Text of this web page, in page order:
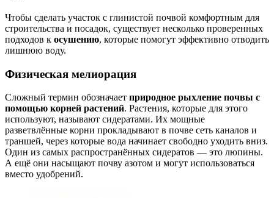
Чтобы сделать участок с глинистой почвой комфортным для
строительства и посадок, существует несколько проверенных
подходов к осушению, которые помогут эффективно отводить
лишнюю воду.
Физическая мелиорация
Сложный термин обозначает природное рыхление почвы с
помощью корней растений. Растения, которые для этого
используют, называют сидератами. Их мощные
разветвлённые корни прокладывают в почве сеть каналов и
траншей, через которые вода начинает свободно уходить вниз.
Один из самых распространённых сидератов — это люпины.
А ещё они насыщают почву азотом и могут использоваться
вместо удобрений.